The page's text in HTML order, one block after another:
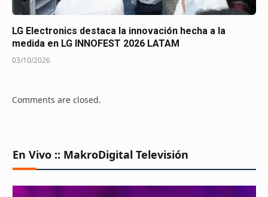
LG Electronics destaca la innovación hecha a la
medida en LG INNOFEST 2026 LATAM
03/10/2026
Comments are closed.
En Vivo :: MakroDigital Televisión